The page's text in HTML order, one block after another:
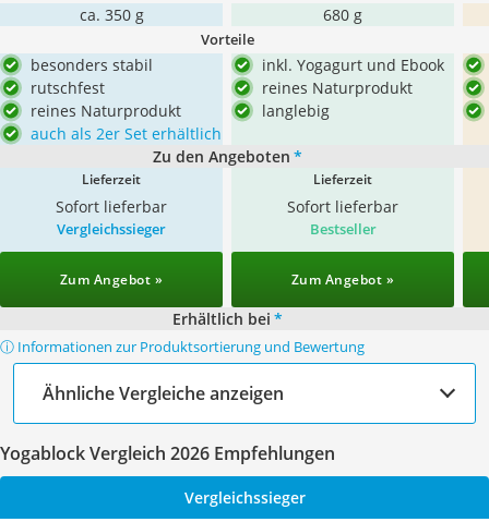
ca. 350 g 680 g
Vorteile
besonders stabil
rutschfest
reines Naturprodukt
auch als 2er Set erhältlich
inkl. Yogagurt und Ebook
reines Naturprodukt
langlebig
Zu den Angeboten *
Lieferzeit
Sofort lieferbar
Lieferzeit
Sofort lieferbar
Vergleichssieger
Zum Angebot »
Bestseller
Zum Angebot »
Erhältlich bei *
ⓘ Informationen zur Produktsortierung und Bewertung
Ähnliche Vergleiche anzeigen
Yogablock Vergleich 2026 Empfehlungen
Vergleichssieger